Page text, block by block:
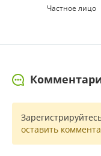
Частное лицо
оставить